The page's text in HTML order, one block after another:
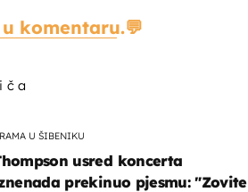
u komentaru.
U ŠIBENIKU
usred koncerta
prekinuo pjesmu: "Zovite